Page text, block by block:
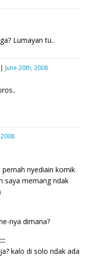
Lumayan tu..
| June 20th, 2008
nyediain komik
saya memang ndak
nya dimana?
kalo di solo ndak ada